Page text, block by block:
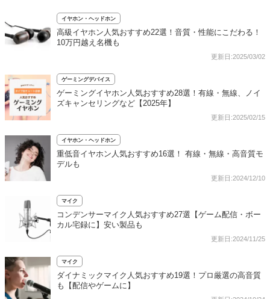
イヤホン・ヘッドホン
高級イヤホン人気おすすめ22選！音質・性能にこだわる！
10万円越え名機も
更新日:2025/03/02
ゲーミングデバイス
ゲーミングイヤホン人気おすすめ28選！有線・無線、ノイ
ズキャンセリングなど【2025年】
更新日:2025/02/15
イヤホン・ヘッドホン
重低音イヤホン人気おすすめ16選！ 有線・無線・高音質モ
デルも
更新日:2024/12/10
マイク
コンデンサーマイク人気おすすめ27選【ゲーム配信・ボー
カル宅録に】安い製品も
更新日:2024/11/25
マイク
ダイナミックマイク人気おすすめ19選！プロ厳選の高音質
も【配信やゲームに】